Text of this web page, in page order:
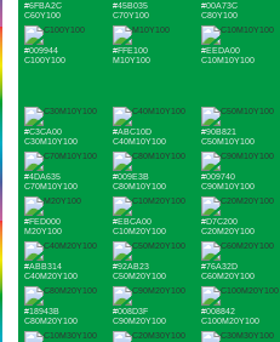
#6FBA2C
C60Y100
#45B035
C70Y100
#00A73C
C80Y100
#009944
C100Y100
#FFE100
M10Y100
#EEDA00
C10M10Y100
#C3CA00
C30M10Y100
#ABC10D
C40M10Y100
#90B821
C50M10Y100
#4DA635
C70M10Y100
#009E3B
C80M10Y100
#009740
C90M10Y100
#FED000
M20Y100
#EBCA00
C10M20Y100
#D7C200
C20M20Y100
#ABB314
C40M20Y100
#92AB23
C50M20Y100
#76A32D
C60M20Y100
#18943B
C80M20Y100
#008D3F
C90M20Y100
#008842
C100M20Y100